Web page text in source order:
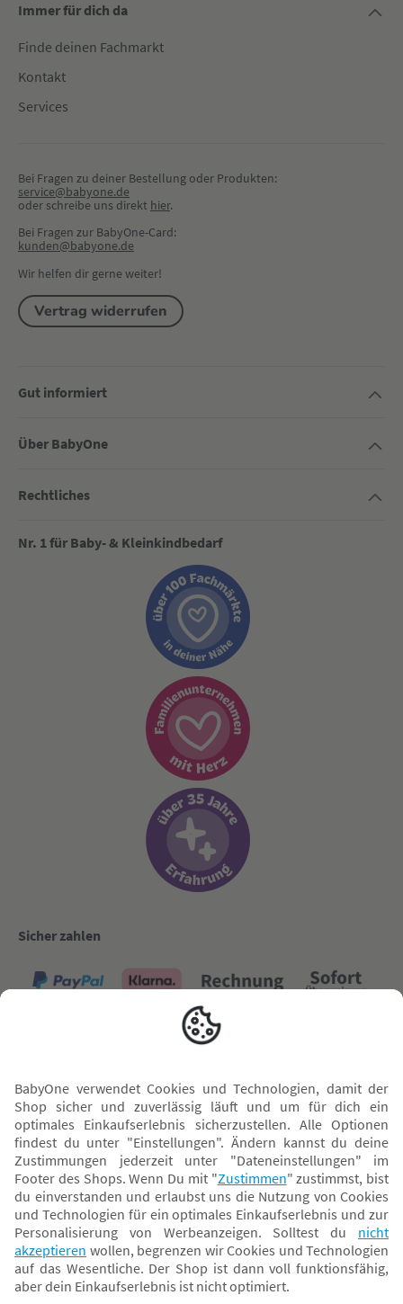
Immer für dich da
Finde deinen Fachmarkt
Kontakt
Services
Bei Fragen zu deiner Bestellung oder Produkten:
service@babyone.de
oder schreibe uns direkt hier.
Bei Fragen zur BabyOne-Card:
kunden@babyone.de
Wir helfen dir gerne weiter!
Vertrag widerrufen
Gut informiert
Über BabyOne
Rechtliches
Nr. 1 für Baby- & Kleinkindbedarf
Sicher zahlen
Versand mit
* Alle Preise inkl. MwSt. und ggf. zzgl.Versandkosten. Der dargestellte Preis gilt -
abhängig von der von dir gewählten Option - im BabyOne-Onlineshop oder bei
Abholung in dem von dir gewählten BabyOne-Franchise-Betrieb. Der für den
Onlineshop geltende Preis stellt bei einem Verkauf durch unsere Franchise-
Nehmer eine unverbindliche Preisempfehlung dar. Der Verkaufspreis der